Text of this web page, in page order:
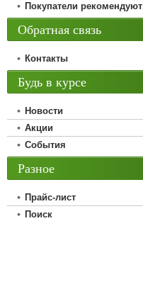
Покупатели рекомендуют
Обратная связь
Контакты
Будь в курсе
Новости
Акции
События
Разное
Прайс-лист
Поиск